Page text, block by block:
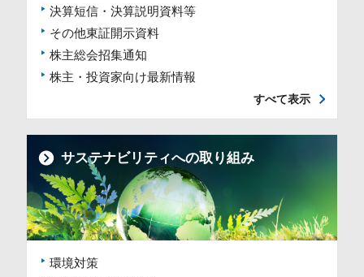
決算短信・決算説明資料等
その他東証開示資料
株主総会招集通知
株主・投資家向け最新情報
すべて表示
サステナビリティへの取り組み
環境対策